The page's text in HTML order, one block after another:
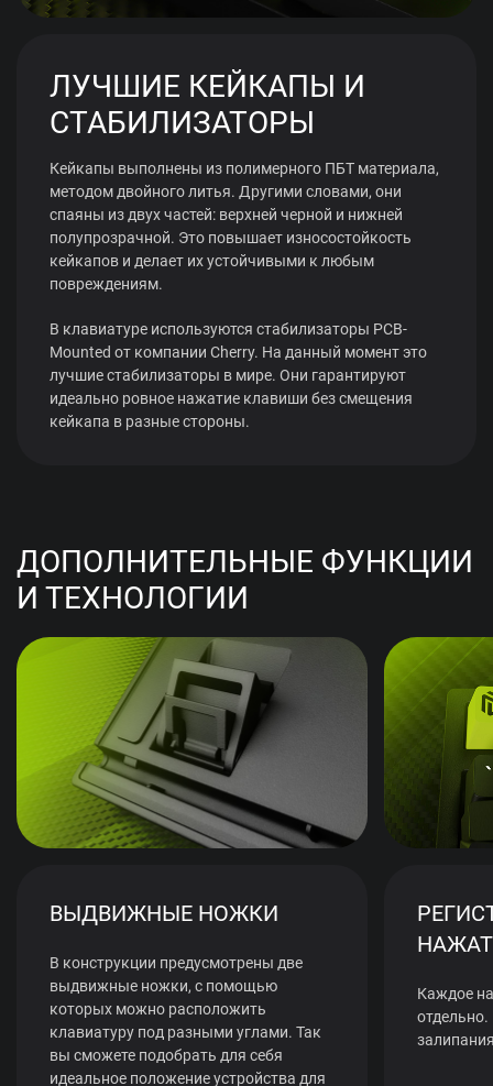
ЛУЧШИЕ КЕЙКАПЫ И
СТАБИЛИЗАТОРЫ
Кейкапы выполнены из полимерного ПБТ материала,
методом двойного литья. Другими словами, они
спаяны из двух частей: верхней черной и нижней
полупрозрачной. Это повышает износостойкость
кейкапов и делает их устойчивыми к любым
повреждениям.
В клавиатуре используются стабилизаторы PCB-
Mounted от компании Cherry. На данный момент это
лучшие стабилизаторы в мире. Они гарантируют
идеально ровное нажатие клавиши без смещения
кейкапа в разные стороны.
ДОПОЛНИТЕЛЬНЫЕ ФУНКЦИИ
И ТЕХНОЛОГИИ
ВЫДВИЖНЫЕ НОЖКИ
В конструкции предусмотрены две
выдвижные ножки, с помощью
которых можно расположить
клавиатуру под разными углами. Так
вы сможете подобрать для себя
идеальное положение устройства для
Каждое